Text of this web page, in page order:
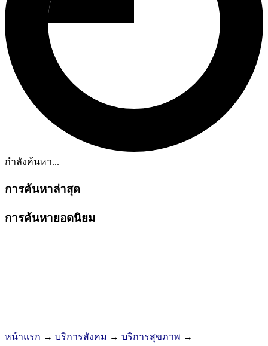
กำลังค้นหา...
การค้นหาล่าสุด
การค้นหายอดนิยม
หน้าแรก → บริการสังคม → บริการสุขภาพ →